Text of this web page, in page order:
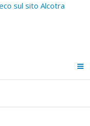
sul sito Alcotra